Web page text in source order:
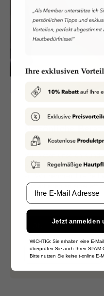
ÜBER UNS
persönliche Beratung
und arbeiten an einer
Hautproblem.
ONLINEBERATUNG
BEI UNS VORORT
Email
Jetzt anmelden
WICHTIG: Sie erhalten eine E-
überprüfen Sie auch Ihren SPAM-
Bitte nutzen Sie keine t-online E-